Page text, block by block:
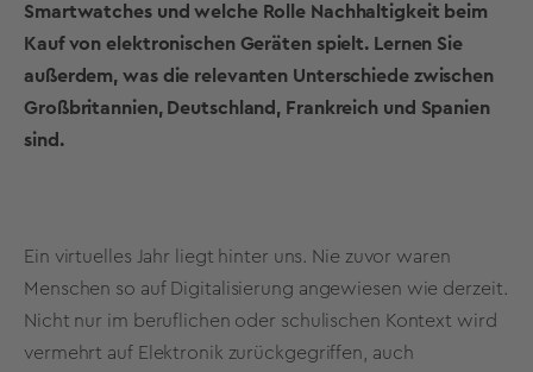
Smartwatches und welche Rolle Nachhaltigkeit beim
Kauf von elektronischen Geräten spielt. Lernen Sie
außerdem, was die relevanten Unterschiede zwischen
Großbritannien, Deutschland, Frankreich und Spanien
sind.
Ein virtuelles Jahr liegt hinter uns. Nie zuvor waren
Menschen so auf Digitalisierung angewiesen wie derzeit.
Nicht nur im beruflichen oder schulischen Kontext wird
vermehrt auf Elektronik zurückgegriffen, auch